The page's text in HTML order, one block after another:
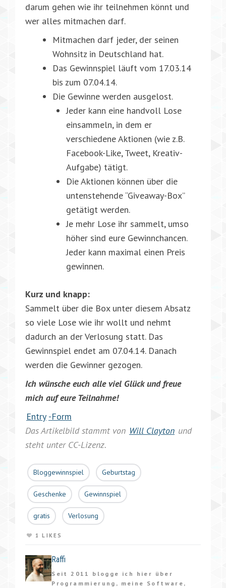
darum gehen wie ihr teilnehmen könnt und
wer alles mitmachen darf.
Mitmachen darf jeder, der seinen
Wohnsitz in Deutschland hat.
Das Gewinnspiel läuft vom 17.03.14
bis zum 07.04.14.
Die Gewinne werden ausgelost.
Jeder kann eine handvoll Lose
einsammeln, in dem er
verschiedene Aktionen (wie z.B.
Facebook-Like, Tweet, Kreativ-
Aufgabe) tätigt.
Die Aktionen können über die
untenstehende “Giveaway-Box”
getätigt werden.
Je mehr Lose ihr sammelt, umso
höher sind eure Gewinnchancen.
Jeder kann maximal einen Preis
gewinnen.
Kurz und knapp:
Sammelt über die Box unter diesem Absatz
so viele Lose wie ihr wollt und nehmt
dadurch an der Verlosung statt. Das
Gewinnspiel endet am 07.04.14. Danach
werden die Gewinner gezogen.
Ich wünsche euch alle viel Glück und freue
mich auf eure Teilnahme!
Entry -Form
Das Artikelbild stammt von Will Clayton und
steht unter CC-Lizenz.
Bloggewinnspiel Geburtstag
Geschenke Gewinnspiel
gratis Verlosung
1 LIKES
Raffi
Seit 2011 blogge ich hier über
Programmierung, meine Software,